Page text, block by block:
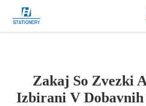
IzdelkiZakaj So Zvezki
Izbirani V